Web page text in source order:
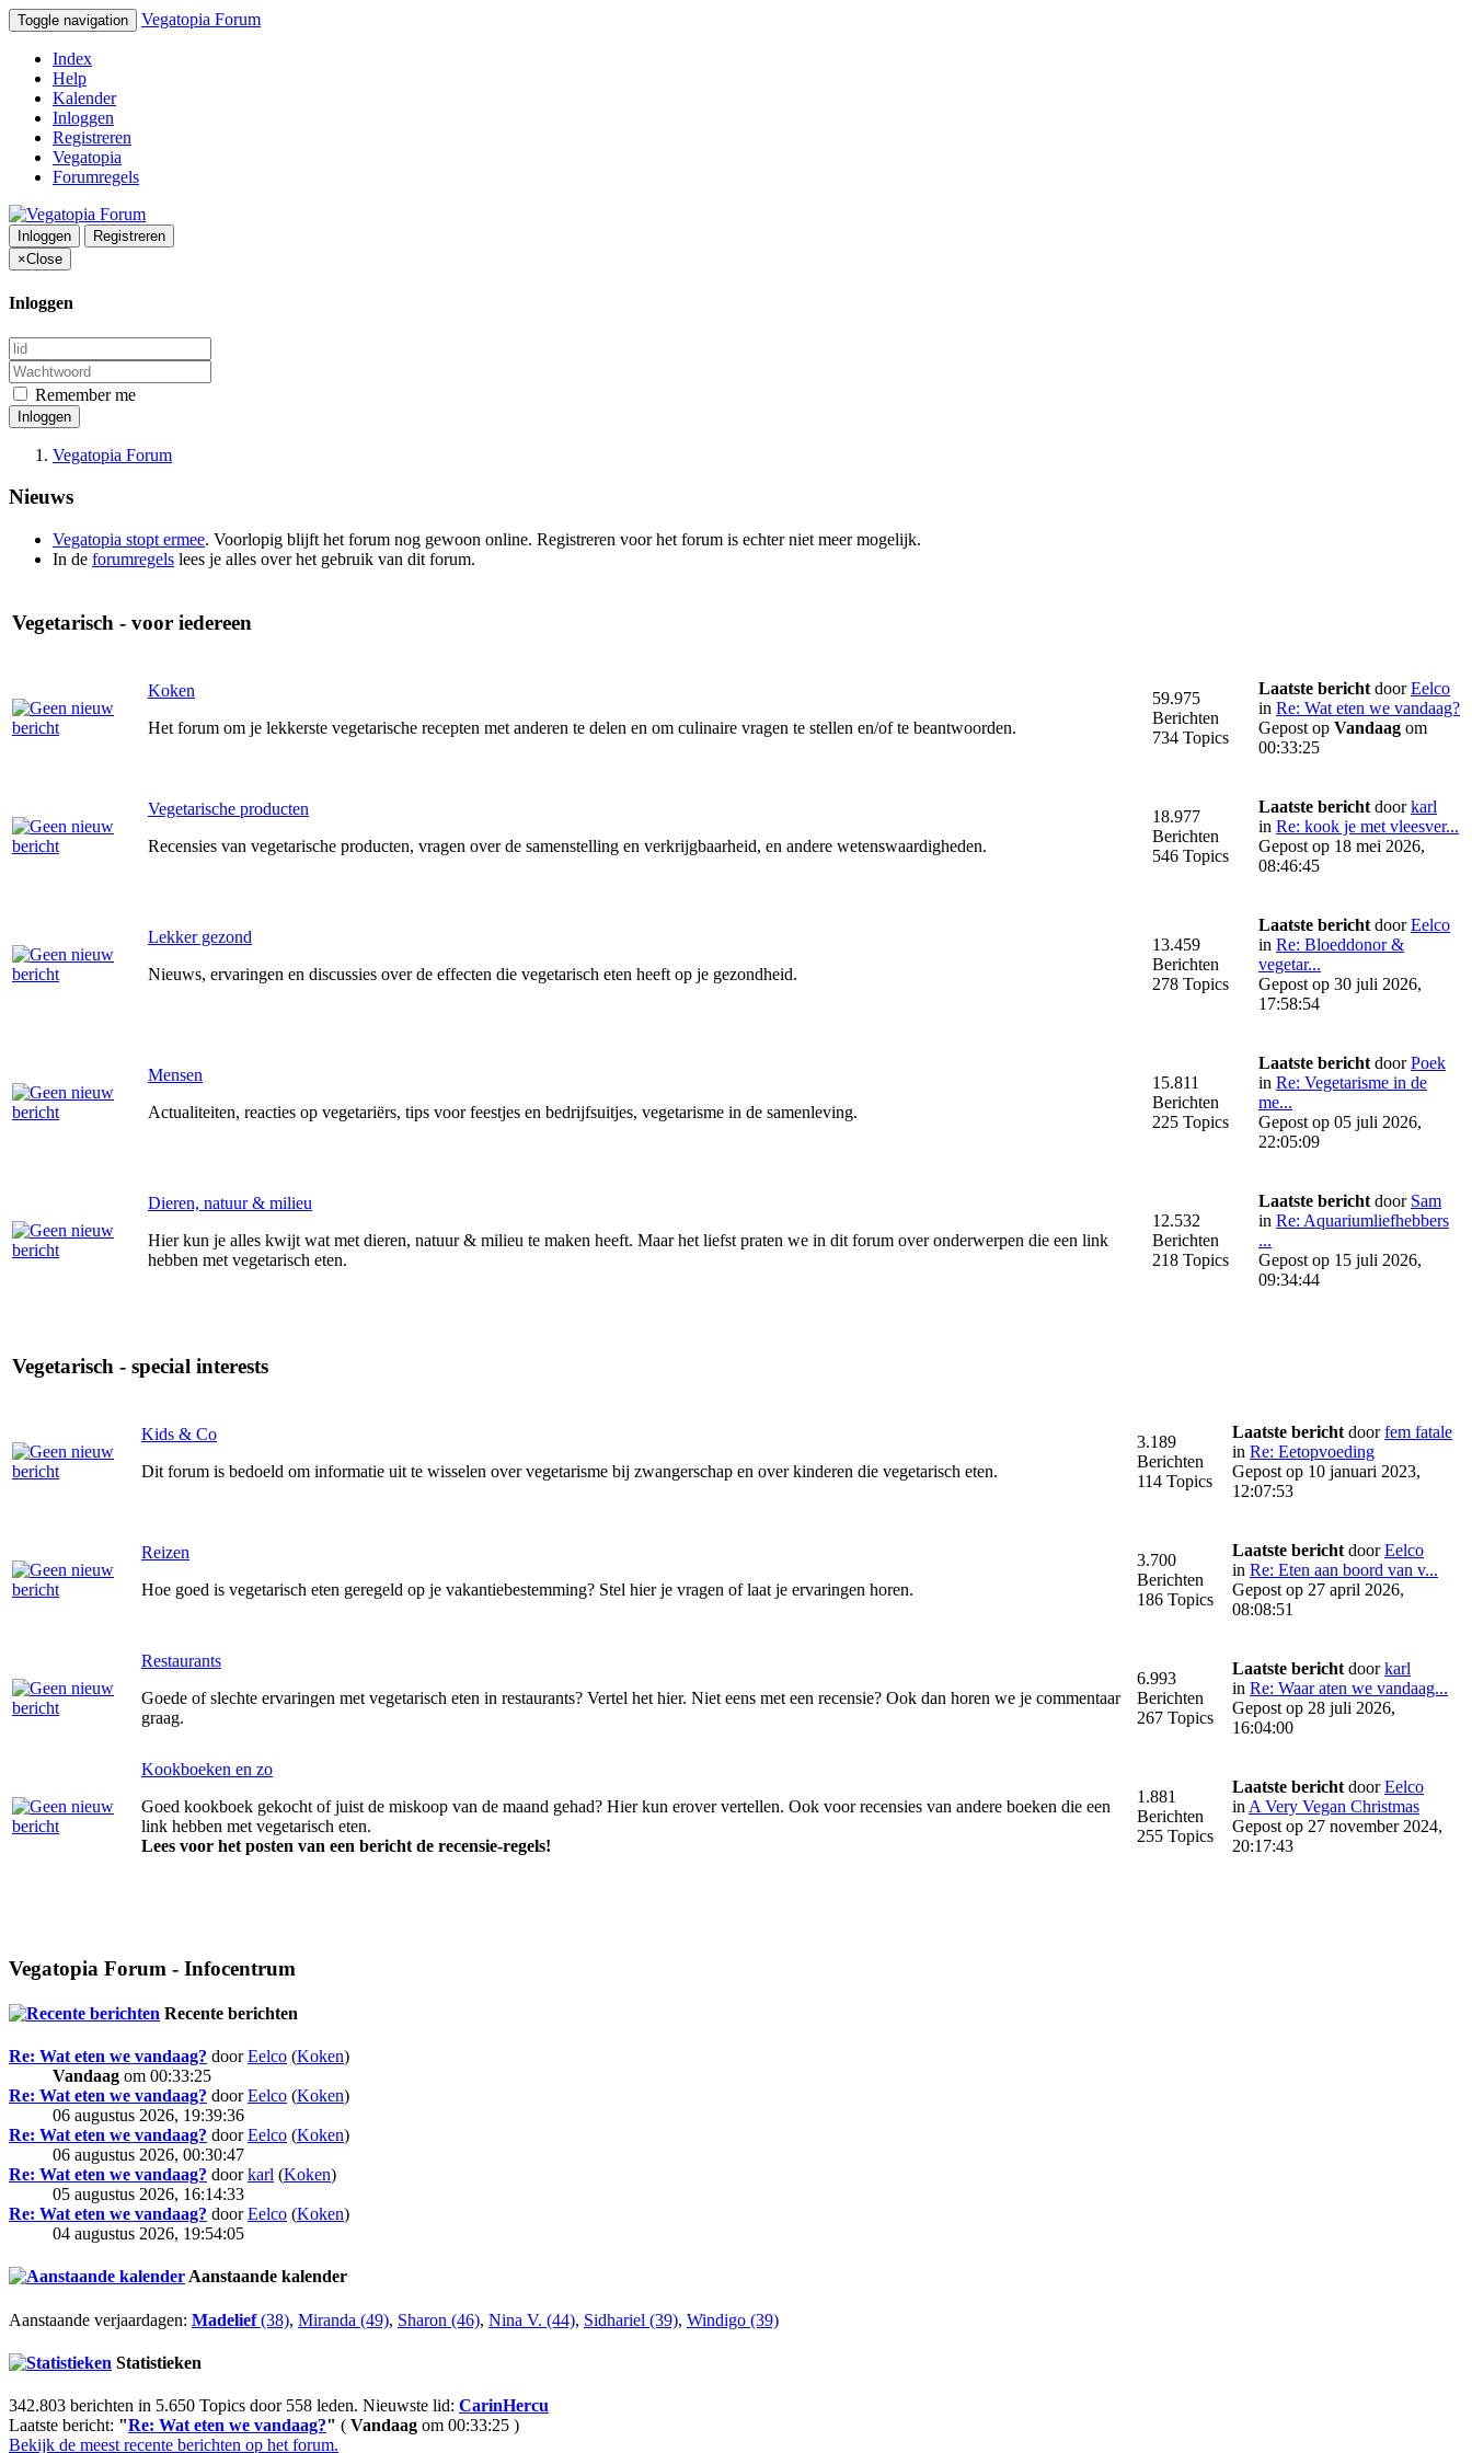
Toggle navigation Vegatopia Forum
Index
Help
Kalender
Inloggen
Registreren
Vegatopia
Forumregels
Inloggen
Registreren
×Close
Inloggen
Remember me
Inloggen
Vegatopia Forum
Nieuws
Vegatopia stopt ermee. Voorlopig blijft het forum nog gewoon online. Registreren voor het forum is echter niet meer mogelijk.
In de forumregels lees je alles over het gebruik van dit forum.
Vegetarisch - voor iedereen
Koken
Het forum om je lekkerste vegetarische recepten met anderen te delen en om culinaire vragen te stellen en/of te beantwoorden.
59.975
Berichten
734 Topics
Laatste bericht doorEelco
in Re: Wat eten we vandaag?
Gepost op Vandaag om
00:33:25
Vegetarische producten
Recensies van vegetarische producten, vragen over de samenstelling en verkrijgbaarheid, en andere wetenswaardigheden.
18.977
Berichten
546 Topics
Laatste bericht doorkarl
in Re: kook je met vleesver...
Gepost op 18 mei 2026,
08:46:45
Lekker gezond
Nieuws, ervaringen en discussies over de effecten die vegetarisch eten heeft op je gezondheid.
13.459
Berichten
278 Topics
Laatste bericht doorEelco
in Re: Bloeddonor &
vegetar...
Gepost op 30 juli 2026,
17:58:54
Mensen
Actualiteiten, reacties op vegetariërs, tips voor feestjes en bedrijfsuitjes, vegetarisme in de samenleving.
15.811
Berichten
225 Topics
Laatste bericht doorPoek
in Re: Vegetarisme in de
me...
Gepost op 05 juli 2026,
22:05:09
Dieren, natuur & milieu
Hier kun je alles kwijt wat met dieren, natuur & milieu te maken heeft. Maar het liefst praten we in dit forum over onderwerpen die een link
hebben met vegetarisch eten.
12.532
Berichten
218 Topics
Laatste bericht door Sam
in Re: Aquariumliefhebbers
...
Gepost op 15 juli 2026,
09:34:44
Vegetarisch - special interests
Kids & Co
Dit forum is bedoeld om informatie uit te wisselen over vegetarisme bij zwangerschap en over kinderen die vegetarisch eten.
3.189
Berichten
114 Topics
Laatste bericht doorfem fatale
in Re: Eetopvoeding
Gepost op 10 januari 2023,
12:07:53
Reizen
Hoe goed is vegetarisch eten geregeld op je vakantiebestemming? Stel hier je vragen of laat je ervaringen horen.
3.700
Berichten
186 Topics
Laatste bericht doorEelco
in Re: Eten aan boord van v...
Gepost op 27 april 2026,
08:08:51
Restaurants
Goede of slechte ervaringen met vegetarisch eten in restaurants? Vertel het hier. Niet eens met een recensie? Ook dan horen we je commentaar
graag.
6.993
Berichten
267 Topics
Laatste bericht doorkarl
in Re: Waar aten we vandaag...
Gepost op 28 juli 2026,
16:04:00
Kookboeken en zo
Goed kookboek gekocht of juist de miskoop van de maand gehad? Hier kun erover vertellen. Ook voor recensies van andere boeken die een
link hebben met vegetarisch eten.
Lees voor het posten van een bericht de recensie-regels!
1.881
Berichten
255 Topics
Laatste bericht doorEelco
in A Very Vegan Christmas
Gepost op 27 november 2024,
20:17:43
Vegatopia Forum - Infocentrum
Recente berichten
Re: Wat eten we vandaag? doorEelco (Koken)
Vandaag om 00:33:25
Re: Wat eten we vandaag? doorEelco (Koken)
06 augustus 2026, 19:39:36
Re: Wat eten we vandaag? doorEelco (Koken)
06 augustus 2026, 00:30:47
Re: Wat eten we vandaag? doorkarl (Koken)
05 augustus 2026, 16:14:33
Re: Wat eten we vandaag? doorEelco (Koken)
04 augustus 2026, 19:54:05
Aanstaande kalender
Aanstaande verjaardagen: Madelief(38), Miranda (49), Sharon (46), Nina V. (44), Sidhariel (39), Windigo (39)
Statistieken
342.803 berichten in 5.650 Topics door 558 leden. Nieuwste lid: CarinHercu
Laatste bericht: "Re: Wat eten we vandaag?" ( Vandaag om 00:33:25 )
Bekijk de meest recente berichten op het forum.